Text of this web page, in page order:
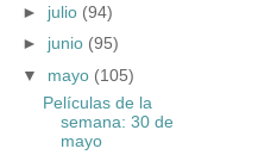
► julio (94)
► junio (95)
▼ mayo (105)
Películas de la
semana: 30 de
mayo